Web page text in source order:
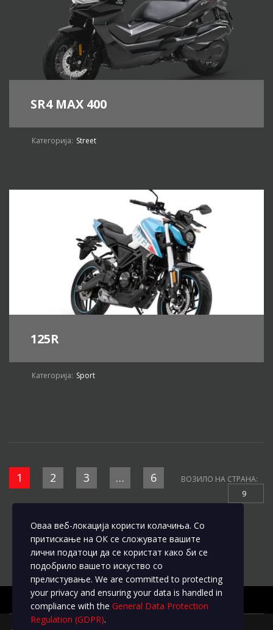
SR4 MAX 400
Категорија: Street
125R
Категорија: Sport
1 2 3 … 6 ВОЗИЛО НА СТРАНА:
9
Оваа веб-локација користи колачиња. Со
притискање на ОК се сложувате вашите
лични податоци да се користат како би се
подобрило вашето искуство со
прелистување. We are committed to protecting
your privacy and ensuring your data is handled in
compliance with the General Data Protection
Regulation (GDPR).